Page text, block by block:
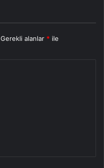
Gerekli alanlar * ile